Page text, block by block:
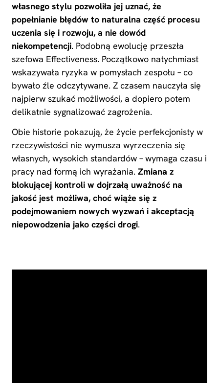
własnego stylu pozwoliła jej uznać, że
popełnianie błędów to naturalna część procesu
uczenia się i rozwoju, a nie dowód
niekompetencji. Podobną ewolucję przeszła
szefowa Effectiveness. Początkowo natychmiast
wskazywała ryzyka w pomysłach zespołu – co
bywało źle odczytywane. Z czasem nauczyła się
najpierw szukać możliwości, a dopiero potem
delikatnie sygnalizować zagrożenia.
Obie historie pokazują, że życie perfekcjonisty w
rzeczywistości nie wymusza wyrzeczenia się
własnych, wysokich standardów – wymaga czasu i
pracy nad formą ich wyrażania. Zmiana z
blokującej kontroli w dojrzałą uważność na
jakość jest możliwa, choć wiąże się z
podejmowaniem nowych wyzwań i akceptacją
niepowodzenia jako części drogi.